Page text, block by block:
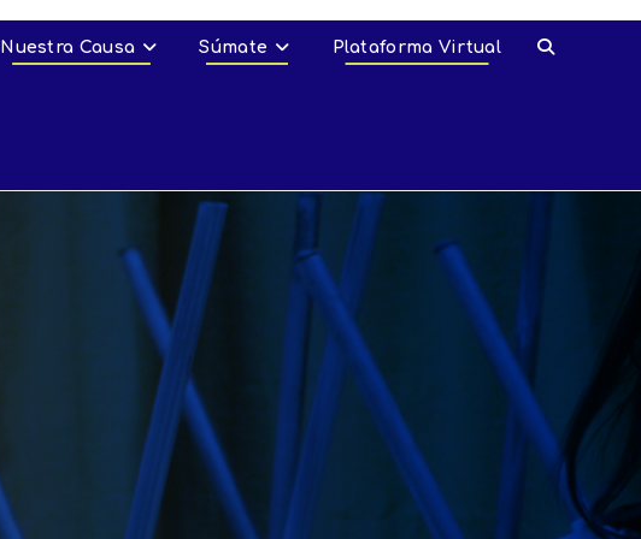
Nuestra Causa Súmate Plataforma Virtual Alternar